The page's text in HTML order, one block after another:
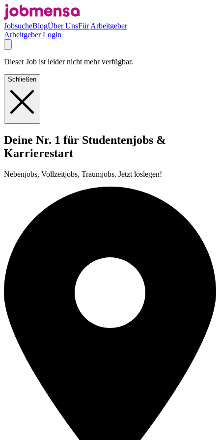
JobsucheBlogÜber UnsFür Arbeitgeber
Arbeitgeber Login
Dieser Job ist leider nicht mehr verfügbar.
Schließen
Deine Nr. 1 für Studentenjobs &
Karrierestart
Nebenjobs, Vollzeitjobs, Traumjobs. Jetzt loslegen!